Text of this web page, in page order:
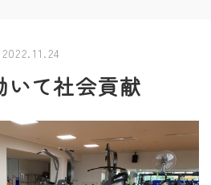
2022.11.24
いて社会貢献